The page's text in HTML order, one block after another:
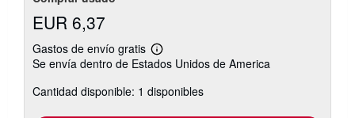
EUR 6,37
Gastos de envío gratis
Más
información
las
tarifas
Se envía dentro de Estados Unidos de America
Cantidad disponible: 1 disponibles